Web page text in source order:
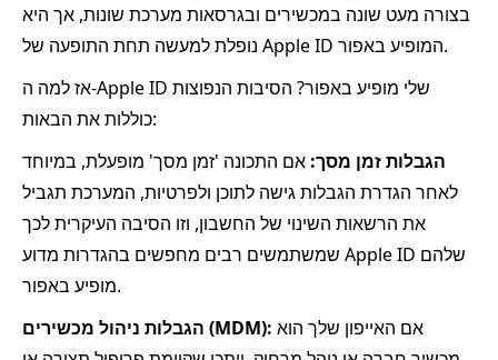
בצורה מעט שונה במכשירים ובגרסאות מערכת שונות, אך היא
נופלת למעשה תחת התופעה של Apple ID המופיע באפור.
אז למה ה-Apple ID שלי מופיע באפור? הסיבות הנפוצות
כוללות את הבאות:
הגבלות זמן מסך: אם התכונה 'זמן מסך' מופעלת, במיוחד
לאחר הגדרת הגבלות גישה לתוכן ולפרטיות, המערכת תגביל
את הרשאות השינוי של החשבון, וזו הסיבה העיקרית לכך
שמשתמשים רבים מחפשים בהגדרות מדוע Apple ID שלהם
מופיע באפור.
הגבלות ניהול מכשירים (MDM):